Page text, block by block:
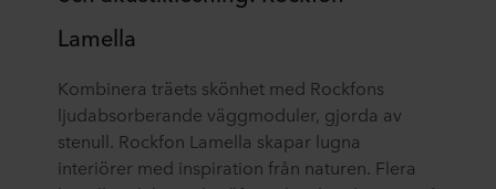
Lamella
Kombinera träets skönhet med Rockfons
ljudabsorberande väggmoduler, gjorda av
stenull. Rockfon Lamella skapar lugna
interiörer med inspiration från naturen. Flera